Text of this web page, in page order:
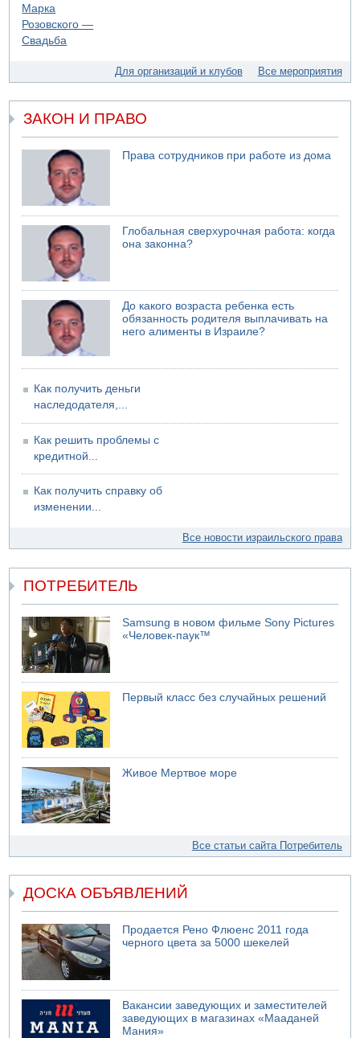
Моджтаба Хаменеи в плохом состоянии
07.08.2026 11:55
Министр обороны ушел с заседания кабинета на
07.08.2026 11:05
Саудовская Аравия опасается нападения хуситов и
иракских ополченцев
07.08.2026 08:29
В Бат-Яме утонул мужчина
07.08.2026 08:29
Стрельба в школе Таиланда
07.08.2026 06:47
Недалеко от Бейт-Шемеша погиб велосипедист
07.08.2026 06:24
Саудовская Аравия сообщает о нападении хуситов
Для организаций и клубов Все мероприятия
ЗАКОН И ПРАВО
Права сотрудников при работе из дома
Глобальная сверхурочная работа: когда
она законна?
До какого возраста ребенка есть
обязанность родителя выплачивать на
него алименты в Израиле?
Как получить деньги
наследодателя,...
Как решить проблемы с
кредитной...
Как получить справку об
изменении...
Все новости израильского права
ПОТРЕБИТЕЛЬ
Samsung в новом фильме Sony Pictures
«Человек-паук™
Первый класс без случайных решений
Живое Мертвое море
Все статьи сайта Потребитель
ДОСКА ОБЪЯВЛЕНИЙ
Продается Рено Флюенс 2011 года
черного цвета за 5000 шекелей
Вакансии заведующих и заместителей
заведующих в магазинах «Мааданей
Мания»